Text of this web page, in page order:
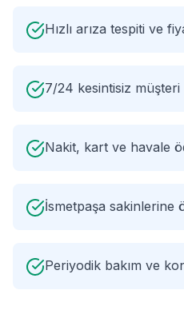
Hızlı arıza tespiti ve
7/24 kesintisiz müşteri
Nakit, kart ve havale
İsmetpaşa sakinlerine
Periyodik bakım ve